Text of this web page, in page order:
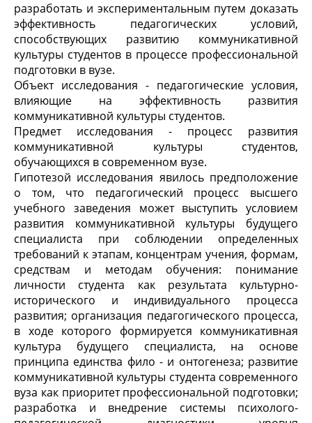
разработать и экспериментальным путем доказать
эффективность педагогических условий,
способствующих развитию коммуникативной
культуры студентов в процессе профессиональной
подготовки в вузе.
Объект исследования - педагогические условия,
влияющие на эффективность развития
коммуникативной культуры студентов.
Предмет исследования - процесс развития
коммуникативной культуры студентов,
обучающихся в современном вузе.
Гипотезой исследования явилось предположение
о том, что педагогический процесс высшего
учебного заведения может выступить условием
развития коммуникативной культуры будущего
специалиста при соблюдении определенных
требований к этапам, концентрам учения, формам,
средствам и методам обучения: понимание
личности студента как результата культурно-
исторического и индивидуального процесса
развития; организация педагогического процесса,
в ходе которого формируется коммуникативная
культура будущего специалиста, на основе
принципа единства фило - и онтогенеза; развитие
коммуникативной культуры студента современного
вуза как приоритет профессиональной подготовки;
разработка и внедрение системы психолого-